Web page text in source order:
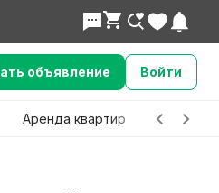
объявление Войти
Аренда квартир Детские